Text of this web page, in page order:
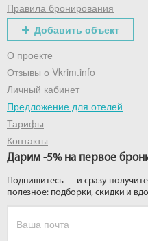
Правила бронирования
Добавить объект
О проекте
Отзывы о Vkrim.info
Личный кабинет
Предложение для отелей
Тарифы
Контакты
Дарим -5% на первое
Подпишитесь — и сразу
полезное: подборки, скидки и